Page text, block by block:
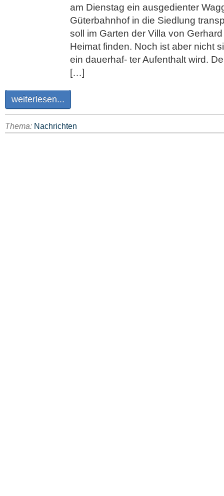
am Dienstag ein ausgedienter
Güterbahnhof in die Siedlung
soll im Garten der Villa von
Heimat finden. Noch ist aber nicht
ein dauerhaf- ter Aufenthalt wird.
[…]
weiterlesen...
Thema: Nachrichten